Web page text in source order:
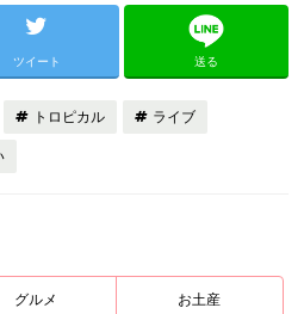
ツイート 送る
トロピカル ライブ
グルメ お土産